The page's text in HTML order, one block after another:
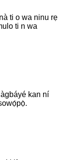
ti o wa ninu rẹ
ti n wa
kan ní